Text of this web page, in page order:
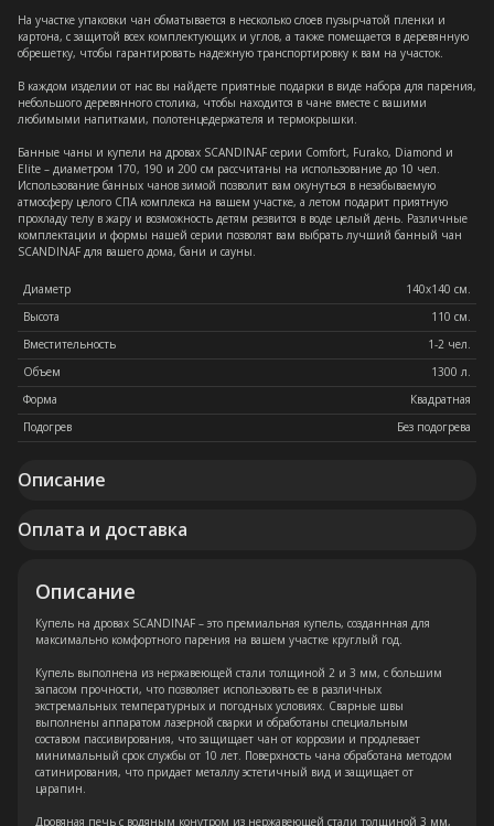
На участке упаковки чан обматывается в несколько слоев пузырчатой пленки и
картона, с защитой всех комплектующих и углов, а также помещается в деревянную
обрешетку, чтобы гарантировать надежную транспортировку к вам на участок.
В каждом изделии от нас вы найдете приятные подарки в виде набора для парения,
небольшого деревянного столика, чтобы находится в чане вместе с вашими
любимыми напитками, полотенцедержателя и термокрышки.
Банные чаны и купели на дровах SCANDINAF серии Comfort, Furako, Diamond и
Elite – диаметром 170, 190 и 200 см рассчитаны на использование до 10 чел.
Использование банных чанов зимой позволит вам окунуться в незабываемую
атмосферу целого СПА комплекса на вашем участке, а летом подарит приятную
прохладу телу в жару и возможность детям резвится в воде целый день. Различные
комплектации и формы нашей серии позволят вам выбрать лучший банный чан
SCANDINAF для вашего дома, бани и сауны.
Диаметр
140x140 см.
Высота
110 см.
Вместительность
1-2 чел.
Объем
1300 л.
Форма
Квадратная
Подогрев
Без подогрева
Описание
Оплата и доставка
Описание
Купель на дровах SCANDINAF – это премиальная купель, созданнная для
максимально комфортного парения на вашем участке круглый год.
Купель выполнена из нержавеющей стали толщиной 2 и 3 мм, с большим
запасом прочности, что позволяет использовать ее в различных
экстремальных температурных и погодных условиях. Сварные швы
выполнены аппаратом лазерной сварки и обработаны специальным
составом пассивирования, что защищает чан от коррозии и продлевает
минимальный срок службы от 10 лет. Поверхность чана обработана методом
сатинирования, что придает металлу эстетичный вид и защищает от
царапин.
Дровяная печь с водяным конутром из нержавеющей стали толщиной 3 мм,